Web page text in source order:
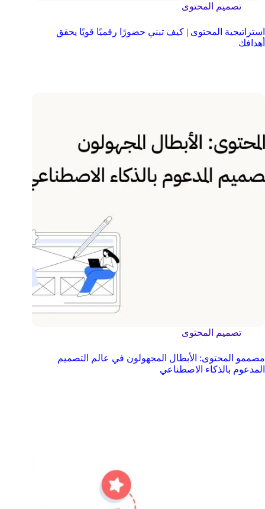
تصميم المحتوى
استراتيجية المحتوى | كيف تبني حضورًا رقميًا قويًا يحقق
أهدافك
تصميم المحتوى
مصممو المحتوى: الأبطال المجهولون في عالم التصميم
المدعوم بالذكاء الاصطناعي